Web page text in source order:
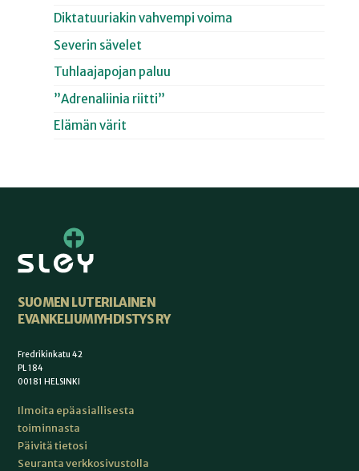
Diktatuuriakin vahvempi voima
Severin sävelet
Tuhlaajapojan paluu
”Adrenaliinia riitti”
Elämän värit
SUOMEN LUTERILAINEN
EVANKELIUMIYHDISTYS RY
Fredrikinkatu 42
PL 184
00181 HELSINKI
Ilmoita epäasiallisesta
toiminnasta
Päivitä tietosi
Seuranta verkkosivustolla